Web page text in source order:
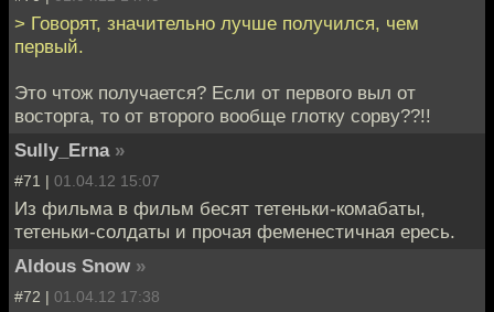
> Говорят, значительно лучше получился, чем
первый.
Это чтож получается? Если от первого выл от
восторга, то от второго вообще глотку сорву??!!
Sully_Erna »
#71 | 01.04.12 15:07
Из фильма в фильм бесят тетеньки-комабаты,
тетеньки-солдаты и прочая феменестичная ересь.
Aldous Snow »
#72 | 01.04.12 17:38